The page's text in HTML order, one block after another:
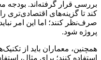
بررسی قرار گرفته‌اند. بودجه
کند تا گزینه‌های اقتصادی‌تری را
صرف‌نظر کنند؛ اما این امر
پروژه شود.
همچنین، معماران باید از
استفاده کنند؛ برای مثال،